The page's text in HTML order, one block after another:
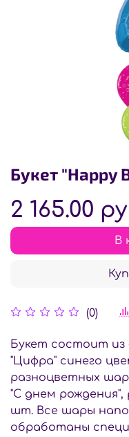
Букет "Happy
(0)
2 165.00
В
Букет состоит из
"Цифра" синего
разноцветных
"С днем рождения",
шт. Все шары
обработаны